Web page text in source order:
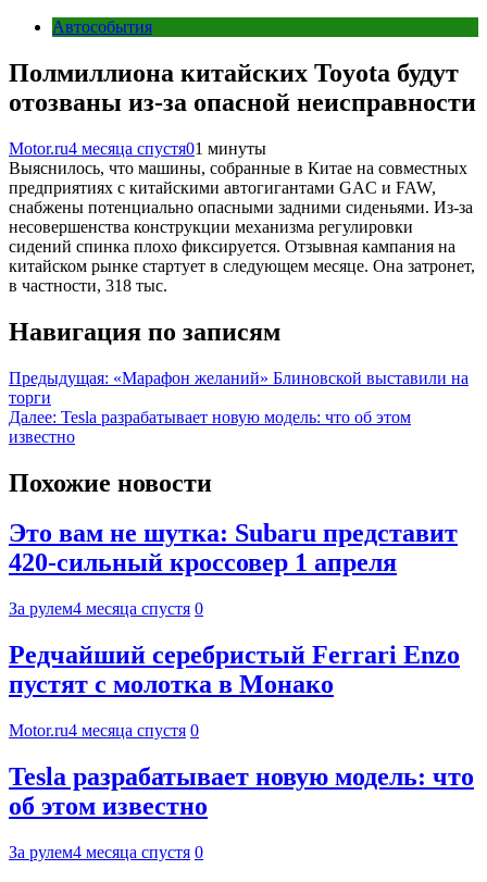
Автособытия
Полмиллиона китайских Toyota будут
отозваны из-за опасной неисправности
Motor.ru4 месяца спустя01 минуты
Выяснилось, что машины, собранные в Китае на совместных
предприятиях с китайскими автогигантами GAC и FAW,
снабжены потенциально опасными задними сиденьями. Из-за
несовершенства конструкции механизма регулировки
сидений спинка плохо фиксируется. Отзывная кампания на
китайском рынке стартует в следующем месяце. Она затронет,
в частности, 318 тыс.
Навигация по записям
Предыдущая: «Марафон желаний» Блиновской выставили на
торги
Далее: Tesla разрабатывает новую модель: что об этом
известно
Похожие новости
Это вам не шутка: Subaru представит
420-сильный кроссовер 1 апреля
За рулем4 месяца спустя 0
Редчайший серебристый Ferrari Enzo
пустят с молотка в Монако
Motor.ru4 месяца спустя 0
Tesla разрабатывает новую модель: что
об этом известно
За рулем4 месяца спустя 0